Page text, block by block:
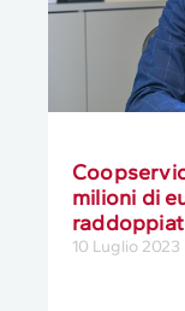
milioni di
10 Luglio 2023